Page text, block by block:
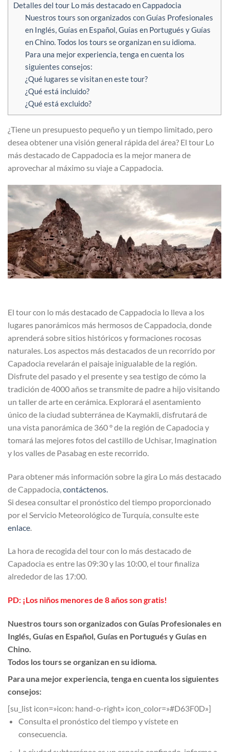
Detalles del tour Lo más destacado en Cappadocia
Nuestros tours son organizados con Guías Profesionales
en Inglés, Guías en Español, Guías en Portugués y Guías
en Chino. Todos los tours se organizan en su idioma.
Para una mejor experiencia, tenga en cuenta los
siguientes consejos:
¿Qué lugares se visitan en este tour?
¿Qué está incluido?
¿Qué está excluido?
¿Tiene un presupuesto pequeño y un tiempo limitado, pero
desea obtener una visión general rápida del área? El tour Lo
más destacado de Cappadocia es la mejor manera de
aprovechar al máximo su viaje a Cappadocia.
El tour con lo más destacado de Cappadocia lo lleva a los
lugares panorámicos más hermosos de Cappadocia, donde
aprenderá sobre sitios históricos y formaciones rocosas
naturales. Los aspectos más destacados de un recorrido por
Capadocia revelarán el paisaje inigualable de la región.
Disfrute del pasado y el presente y sea testigo de cómo la
tradición de 4000 años se transmite de padre a hijo visitando
un taller de arte en cerámica. Explorará el asentamiento
único de la ciudad subterránea de Kaymakli, disfrutará de
una vista panorámica de 360 ° de la región de Capadocia y
tomará las mejores fotos del castillo de Uchisar, Imagination
y los valles de Pasabag en este recorrido.
Para obtener más información sobre la gira Lo más destacado
de Cappadocia, contáctenos.
Si desea consultar el pronóstico del tiempo proporcionado
por el Servicio Meteorológico de Turquía, consulte este
enlace
La hora de recogida del tour con lo más destacado de
Capadocia es entre las 09:30 y las 10:00, el tour finaliza
alrededor de las 17:00.
PD: ¡Los niños menores de 8 años son gratis!
Nuestros tours son organizados con Guías Profesionales en
Inglés, Guías en Español, Guías en Portugués y Guías en
Chino.
Todos los tours se organizan en su idioma.
Para una mejor experiencia, tenga en cuenta los siguientes
consejos:
[su_list icon=»icon: hand-o-right» icon_color=»#D63F0D»]
Consulta el pronóstico del tiempo y vístete en
consecuencia.